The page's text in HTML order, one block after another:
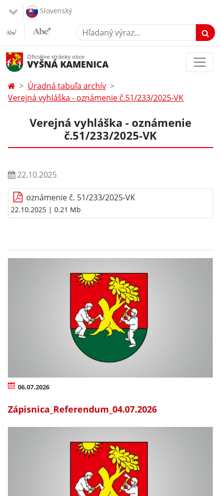
Slovenský
Hľadaný výraz...
Oficiálne stránky obce
VYŠNÁ KAMENICA
Úradná tabuľa archív
Verejná vyhláška - oznámenie č.51/233/2025-VK
Verejná vyhláška - oznámenie
č.51/233/2025-VK
22.10.2025
oznámenie č. 51/233/2025-VK
22.10.2025 | 0.21 Mb
06.07.2026
Zápisnica_Referendum_04.07.2026